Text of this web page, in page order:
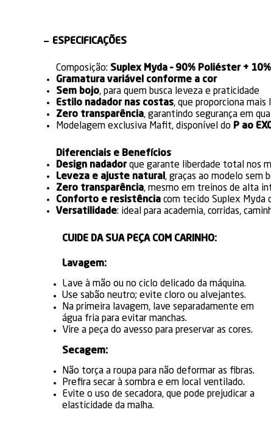
ESPECIFICAÇÕES
Composição: Suplex Myda – 90% Poliéster +
Gramatura variável conforme a cor
Sem bojo, para quem busca leveza e praticidade
Estilo nadador nas costas, que proporciona
Zero transparência, garantindo segurança em
Modelagem exclusiva Mafit, disponível do P ao
Diferenciais e Benefícios
Design nadadorque garante liberdade total nos
Leveza e ajuste natural, graças ao modelo sem
Zero transparência, mesmo em treinos de alta
Conforto e resistência com tecido Suplex Myda
Versatilidade: ideal para academia, corridas,
CUIDE DA SUA PEÇA COM CARINHO:
Lavagem:
Lave à mão ou no ciclo delicado da máquina.
Use sabão neutro; evite cloro ou alvejantes.
Na primeira lavagem, lave separadamente em
água fria para evitar manchas.
Vire a peça do avesso para preservar as cores.
Secagem:
Não torça a roupa para não deformar as fibras.
Prefira secar à sombra e em local ventilado.
Evite o uso de secadora, que pode prejudicar a
elasticidade da malha.